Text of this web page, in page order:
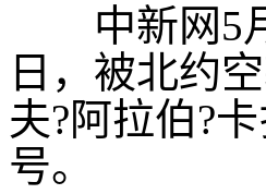
中新网5月
日，被北约
夫?阿拉伯?
号。